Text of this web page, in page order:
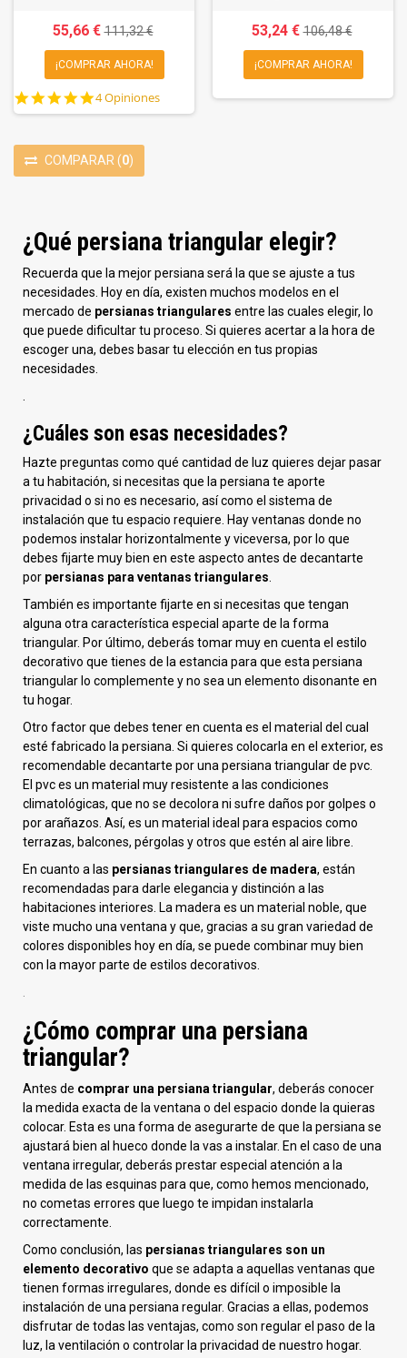
55,66 €111,32 €
¡COMPRAR AHORA!
4.8
star
4 Opiniones
53,24 €106,48 €
¡COMPRAR AHORA!
COMPARAR (0)
¿Qué persiana triangular elegir?
Recuerda que la mejor persiana será la que se ajuste a tus
necesidades. Hoy en día, existen muchos modelos en el
mercado de persianas triangulares entre las cuales elegir, lo
que puede dificultar tu proceso. Si quieres acertar a la hora de
escoger una, debes basar tu elección en tus propias
necesidades.
¿Cuáles son esas necesidades?
Hazte preguntas como qué cantidad de luz quieres dejar pasar
a tu habitación, si necesitas que la persiana te aporte
privacidad o si no es necesario, así como el sistema de
instalación que tu espacio requiere. Hay ventanas donde no
podemos instalar horizontalmente y viceversa, por lo que
debes fijarte muy bien en este aspecto antes de decantarte
por persianas para ventanas triangulares
También es importante fijarte en si necesitas que tengan
alguna otra característica especial aparte de la forma
triangular. Por último, deberás tomar muy en cuenta el estilo
decorativo que tienes de la estancia para que esta persiana
triangular lo complemente y no sea un elemento disonante en
tu hogar.
Otro factor que debes tener en cuenta es el material del cual
esté fabricado la persiana. Si quieres colocarla en el exterior, es
recomendable decantarte por una persiana triangular de pvc.
El pvc es un material muy resistente a las condiciones
climatológicas, que no se decolora ni sufre daños por golpes o
por arañazos. Así, es un material ideal para espacios como
terrazas, balcones, pérgolas y otros que estén al aire libre.
En cuanto a las persianas triangulares de madera, están
recomendadas para darle elegancia y distinción a las
habitaciones interiores. La madera es un material noble, que
viste mucho una ventana y que, gracias a su gran variedad de
colores disponibles hoy en día, se puede combinar muy bien
con la mayor parte de estilos decorativos.
¿Cómo comprar una persiana
triangular?
Antes de comprar una persiana triangular, deberás conocer
la medida exacta de la ventana o del espacio donde la quieras
colocar. Esta es una forma de asegurarte de que la persiana se
ajustará bien al hueco donde la vas a instalar. En el caso de una
ventana irregular, deberás prestar especial atención a la
medida de las esquinas para que, como hemos mencionado,
no cometas errores que luego te impidan instalarla
correctamente.
Como conclusión, las persianas triangulares son un
elemento decorativo que se adapta a aquellas ventanas que
tienen formas irregulares, donde es difícil o imposible la
instalación de una persiana regular. Gracias a ellas, podemos
disfrutar de todas las ventajas, como son regular el paso de la
luz, la ventilación o controlar la privacidad de nuestro hogar.